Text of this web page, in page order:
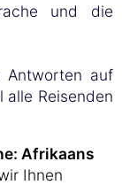
und die
Antworten auf
Reisenden
Afrikaans
Ihnen